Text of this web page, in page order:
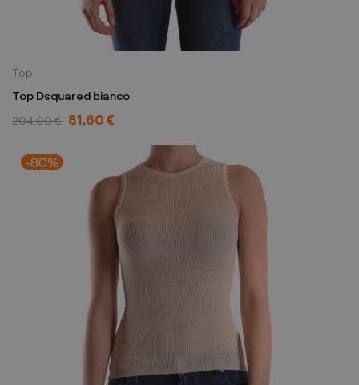
Top
Top Dsquared bianco
204,00 € 81,60 €
-80%